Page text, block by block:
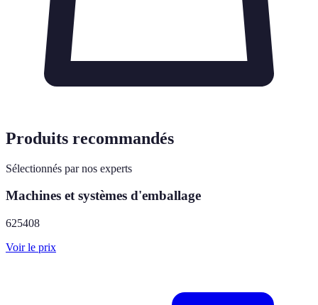
Produits recommandés
Sélectionnés par nos experts
Machines et systèmes d'emballage
625408
Voir le prix